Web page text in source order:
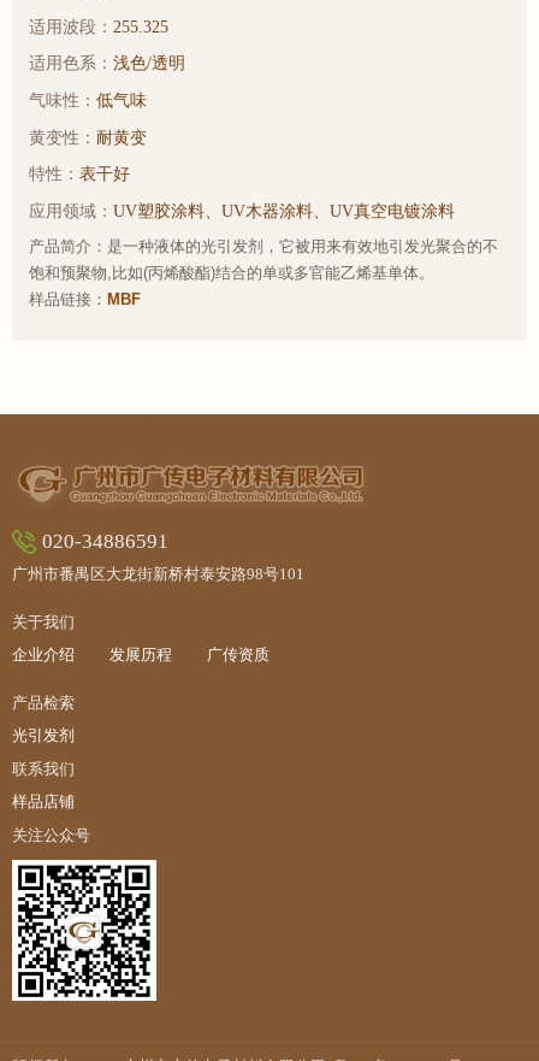
适用波段： 255.325
适用色系：浅色/透明
气味性：低气味
黄变性：耐黄变
特性：表干好
应用领域：UV塑胶涂料、UV木器涂料、UV真空电镀涂料
产品简介：是一种液体的光引发剂，它被用来有效地引发光聚合的不
饱和预聚物,比如(丙烯酸酯)结合的单或多官能乙烯基单体。
样品链接：MBF
关于我们
企业介绍 发展历程 广传资质
产品检索
光引发剂
联系我们
样品店铺
关注公众号
020-34886591
广州市番禺区大龙街新桥村泰安路98号101